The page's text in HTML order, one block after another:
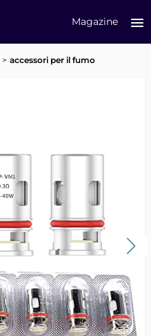
Magazine
accessori per il fumo